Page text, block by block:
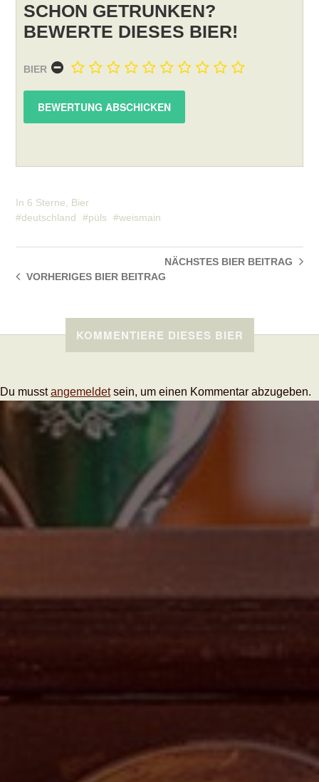
SCHON GETRUNKEN?
BEWERTE DIESES BIER!
BIER
In 6 Sterne
Bier
deutschland
püls weismain
NÄCHSTES BIERBEITRAG
VORHERIGES BIER BEITRAG
KOMMENTIERE DIESES BIER
Du musstangemeldetsein, um einen Kommentar abzugeben.